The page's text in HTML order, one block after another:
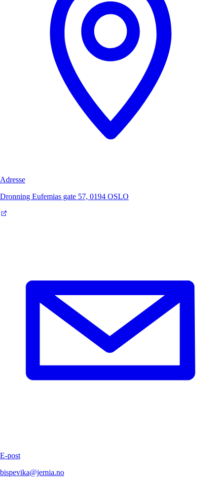
Adresse
Dronning Eufemias gate 57, 0194 OSLO
E-post
bispevika@jernia.no